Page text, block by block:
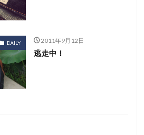
DAILY 2011年9月12日
逃走中！